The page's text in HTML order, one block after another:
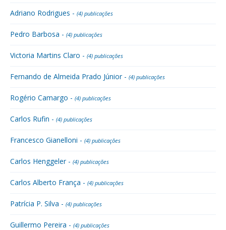
Adriano Rodrigues - (4) publicações
Pedro Barbosa - (4) publicações
Victoria Martins Claro - (4) publicações
Fernando de Almeida Prado Júnior - (4) publicações
Rogério Camargo - (4) publicações
Carlos Rufin - (4) publicações
Francesco Gianelloni - (4) publicações
Carlos Henggeler - (4) publicações
Carlos Alberto França - (4) publicações
Patrícia P. Silva - (4) publicações
Guillermo Pereira - (4) publicações